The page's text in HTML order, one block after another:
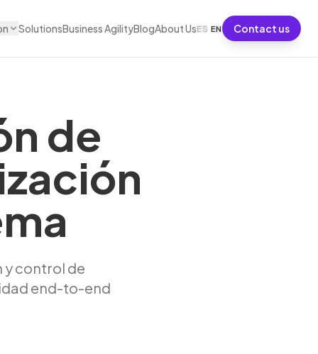
SolutionsBusiness AgilityBlogAbout UsES EN Contact us
de
y control de
end-to-end